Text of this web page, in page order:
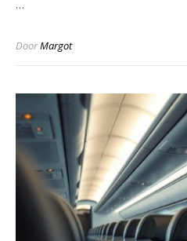
…
DoorMargot